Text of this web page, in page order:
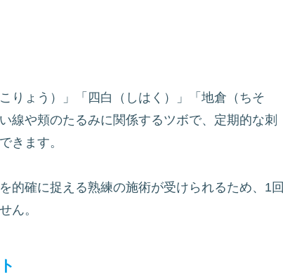
りょう）」「四白（しはく）」「地倉（ちそ
線や頬のたるみに関係するツボで、定期的な刺
きます。
的確に捉える熟練の施術が受けられるため、1回
ん。